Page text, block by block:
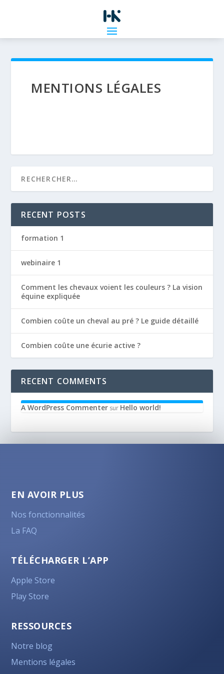
MENTIONS LÉGALES
RECENT POSTS
formation 1
webinaire 1
Comment les chevaux voient les couleurs ? La vision
équine expliquée
Combien coûte un cheval au pré ? Le guide détaillé
Combien coûte une écurie active ?
RECENT COMMENTS
A WordPress Commenter sur Hello world!
EN AVOIR PLUS
Nos fonctionnalités
La FAQ
TÉLÉCHARGER L’APP
Apple Store
Play Store
RESSOURCES
Notre blog
Mentions légales